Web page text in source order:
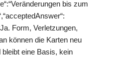
bis zum
Form, Verletzungen,
können die Karten neu
eine Basis, kein